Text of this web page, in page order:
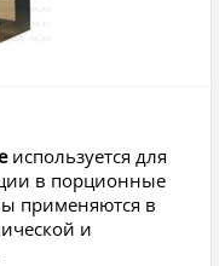
используется для
в порционные
применяются в
и